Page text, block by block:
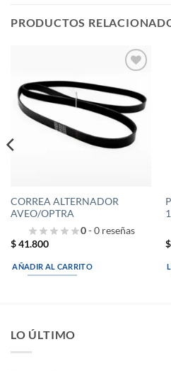
PRODUCTOS
a la
lista de
deseos
CORREA ALTERNADOR
AVEO/OPTRA
0- 0 reseñas
$41.800
AÑADIR AL CARRITO
$
LO ÚLTIMO